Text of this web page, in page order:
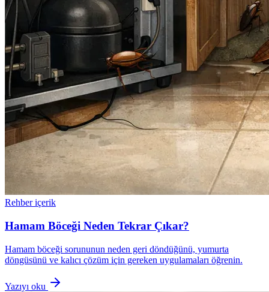
Rehber içerik
Hamam Böceği Neden Tekrar Çıkar?
Hamam böceği sorununun neden geri döndüğünü, yumurta
döngüsünü ve kalıcı çözüm için gereken uygulamaları öğrenin.
Yazıyı oku